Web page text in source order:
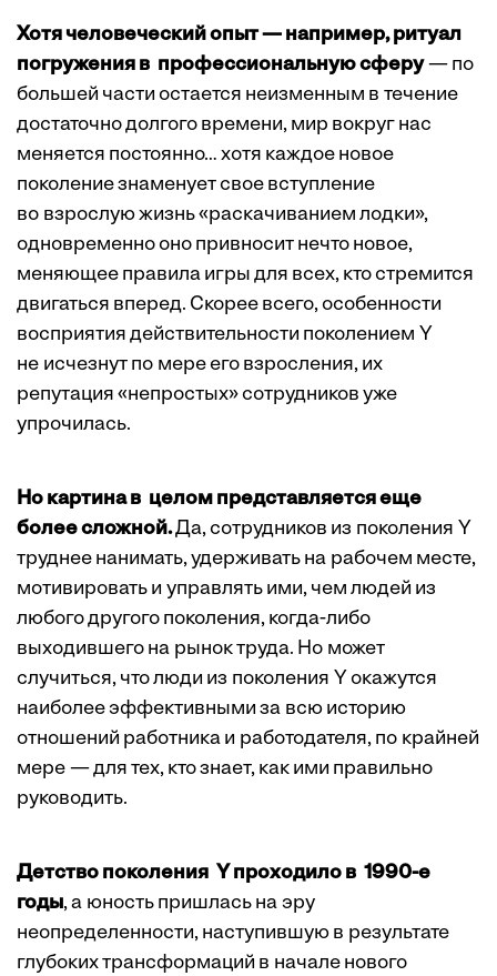
Хотя человеческий опыт — например, ритуал
погружения в профессиональную сферу— по
большей части остается неизменным в течение
достаточно долгого времени, мир вокруг нас
меняется постоянно… хотя каждое новое
поколение знаменует свое вступление
во взрослую жизнь «раскачиванием лодки»,
одновременно оно привносит нечто новое,
меняющее правила игры для всех, кто стремится
двигаться вперед. Скорее всего, особенности
восприятия действительности поколением Y
не исчезнут по мере его взросления, их
репутация «непростых» сотрудников уже
упрочилась.
Но картина в целом представляется еще
более сложной.Да, сотрудников из поколения Y
труднее нанимать, удерживать на рабочем месте,
мотивировать и управлять ими, чем людей из
любого другого поколения, когда-либо
выходившего на рынок труда. Но может
случиться, что люди из поколения Y окажутся
наиболее эффективными за всю историю
отношений работника и работодателя, по крайней
мере — для тех, кто знает, как ими правильно
руководить.
Детство поколения Y проходило в 1990-е
годы, а юность пришлась на эру
неопределенности, наступившую в результате
глубоких трансформаций в начале нового